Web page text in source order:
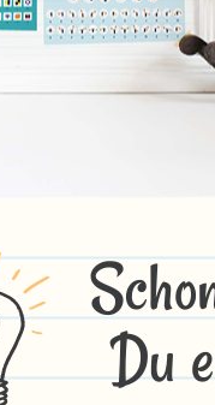
Du